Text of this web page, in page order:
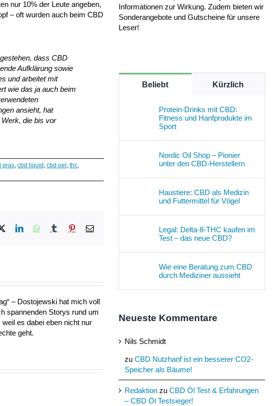
nur 10% der Leute angeben,
– oft wurden auch beim CBD
dass CBD
Aufklärung sowie
und arbeitet mit
wie das ja auch beim
ansieht, hat
die bis vor
gras, cbd liquid, cbd oel, thc,
X LinkedInWhatsApp
TumblrPinterest
E-
– Dostojewski hat mich voll
spannenden Storys rund um
es dabei eben nicht nur
geht.
Informationen zur Wirkung. Zudem bieten wir
Sonderangebote und Gutscheine für unsere
Leser!
Beliebt Kürzlich
Protein-Drinks mit CBD:
Fitness und Hanfprodukte im
Sport
Nordic Oil Shop – Pionier
unter den CBD-Herstellern
Haustiere: CBD als Medizin
und Futtermittel für Vögel
Legal: Delta-8-THC kaufen im
Test – das neue CBD?
Wie eine Beratung zum CBD
durch Mediziner aussieht
Neueste Kommentare
Nils Schmidt
zu CBD Nutzhanf ist ein besserer CO2-
Speicher als Bäume!
Redaktion zu CBD Öl Test & Erfahrungen
– CBD Öl Testsieger!